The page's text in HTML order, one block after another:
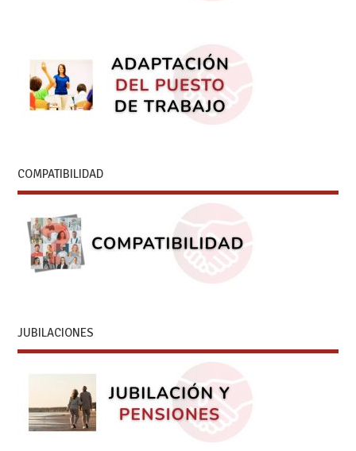
COMPATIBILIDAD
JUBILACIONES